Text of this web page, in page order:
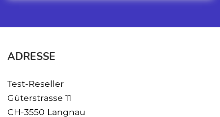
ADRESSE
Test-Reseller
Güterstrasse 11
CH-3550 Langnau